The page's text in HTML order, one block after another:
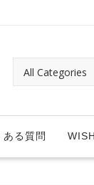
ある質問